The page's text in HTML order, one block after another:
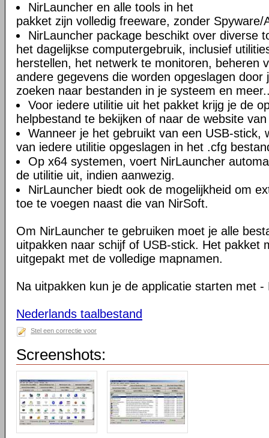
NirLauncher en alle tools in het
pakket zijn volledig freeware, zonder Spyware/
NirLauncher package beschikt over diverse
het dagelijkse computergebruik, inclusief
herstellen, het netwerk te monitoren, beheren
andere gegevens die worden opgeslagen door
zoeken naar bestanden in je systeem en
Voor iedere utilitie uit het pakket krijg je de
helpbestand te bekijken of naar de website
Wanneer je het gebruikt van een USB-stick,
van iedere utilitie opgeslagen in het .cfg
Op x64 systemen, voert NirLauncher
de utilitie uit, indien aanwezig.
NirLauncher biedt ook de mogelijkheid om
toe te voegen naast die van NirSoft.
Om NirLauncher te gebruiken moet je alle
uitpakken naar schijf of USB-stick. Het pakket
uitgepakt met de volledige mapnamen.
Na uitpakken kun je de applicatie starten met -
Nederlands taalbestand
Stel een correctie voor
Screenshots: